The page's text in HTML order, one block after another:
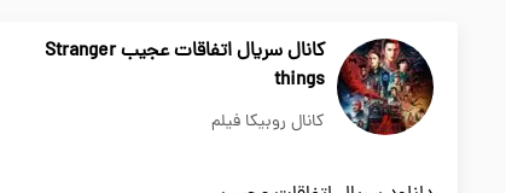
کانال سریال اتفاقات عجیب Stranger
things
کانال روبیکا فیلم